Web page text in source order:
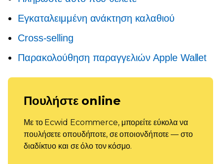
Εγκαταλειμμένη ανάκτηση καλαθιού
Cross-selling
Παρακολούθηση παραγγελιών Apple Wallet
Πουλήστε online
Με το Ecwid Ecommerce, μπορείτε εύκολα να
πουλήσετε οπουδήποτε, σε οποιονδήποτε — στο
διαδίκτυο και σε όλο τον κόσμο.